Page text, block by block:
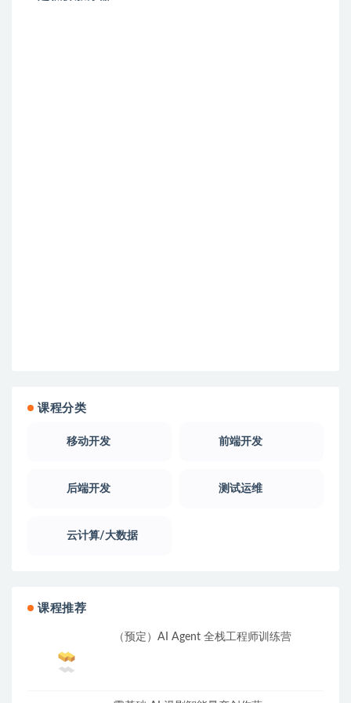
课程分类
移动开发 前端开发
后端开发 测试运维
云计算/大数据
课程推荐
（预定）AI Agent 全栈工程师训练营